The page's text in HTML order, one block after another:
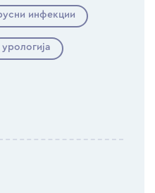
инфекции
урологија